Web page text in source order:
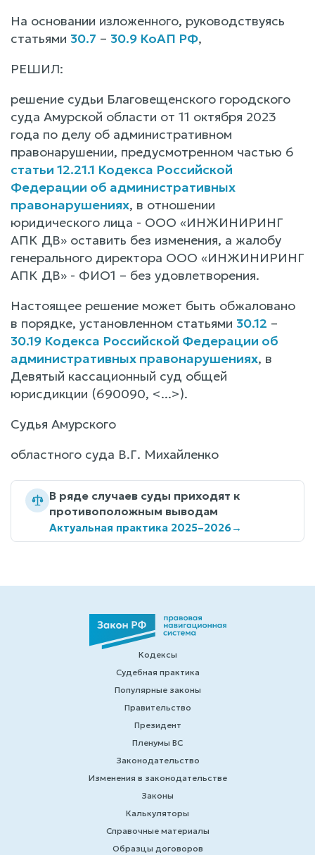
На основании изложенного, руководствуясь
статьями 30.7 – 30.9 КоАП РФ,
РЕШИЛ:
решение судьи Благовещенского городского
суда Амурской области от 11 октября 2023
года по делу об административном
правонарушении, предусмотренном частью 6
статьи 12.21.1 Кодекса Российской
Федерации об административных
правонарушениях, в отношении
юридического лица - ООО «ИНЖИНИРИНГ
АПК ДВ» оставить без изменения, а жалобу
генерального директора ООО «ИНЖИНИРИНГ
АПК ДВ» - ФИО1 – без удовлетворения.
Настоящее решение может быть обжаловано
в порядке, установленном статьями 30.12 –
30.19 Кодекса Российской Федерации об
административных правонарушениях, в
Девятый кассационный суд общей
юрисдикции (690090, <...>).
Судья Амурского
областного суда В.Г. Михайленко
В ряде случаев суды приходят к
противоположным выводам
Актуальная практика 2025–2026→
Кодексы
Судебная практика
Популярные законы
Правительство
Президент
Пленумы ВС
Законодательство
Изменения в законодательстве
Законы
Калькуляторы
Справочные материалы
Образцы договоров